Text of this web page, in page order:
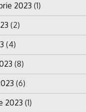
2023 (1)
(2)
(4)
(8)
(6)
2023 (1)